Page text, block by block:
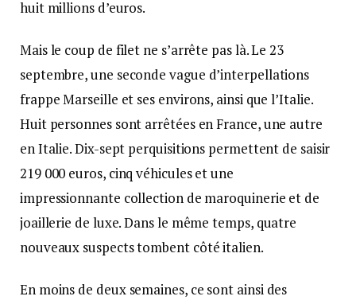
huit millions d’euros.
Mais le coup de filet ne s’arrête pas là. Le 23
septembre, une seconde vague d’interpellations
frappe Marseille et ses environs, ainsi que l’Italie.
Huit personnes sont arrêtées en France, une autre
en Italie. Dix-sept perquisitions permettent de saisir
219 000 euros, cinq véhicules et une
impressionnante collection de maroquinerie et de
joaillerie de luxe. Dans le même temps, quatre
nouveaux suspects tombent côté italien.
En moins de deux semaines, ce sont ainsi des